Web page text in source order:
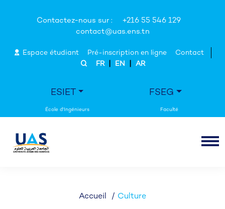
Contactez-nous sur :
+216 55 546 129
contact@uas.ens.tn
Espace étudiant Pré-inscription en ligne
Contact
FR
EN AR
ESIET FSEG
Accueil Culture